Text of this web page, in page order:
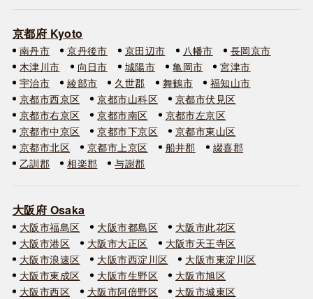
京都府 Kyoto
南丹市 京丹後市 京田辺市 八幡市
長岡京市
木津川市
向日市 城陽市 亀岡市
宮津市
宇治市
綾部市 久世郡 舞鶴市
福知山市
京都市西京区
京都市山科区
京都市伏見区
京都市右京区
京都市南区
京都市左京区
京都市中京区
京都市下京区
京都市東山区
京都市北区
京都市上京区 船井郡
綴喜郡
乙訓郡
相楽郡 与謝郡
大阪府 Osaka
大阪市福島区 大阪市都島区
大阪市此花区
大阪市港区
大阪市大正区
大阪市天王寺区
大阪市浪速区
大阪市西淀川区
大阪市東淀川区
大阪市東成区
大阪市生野区
大阪市旭区
大阪市西区
大阪市阿倍野区
大阪市城東区